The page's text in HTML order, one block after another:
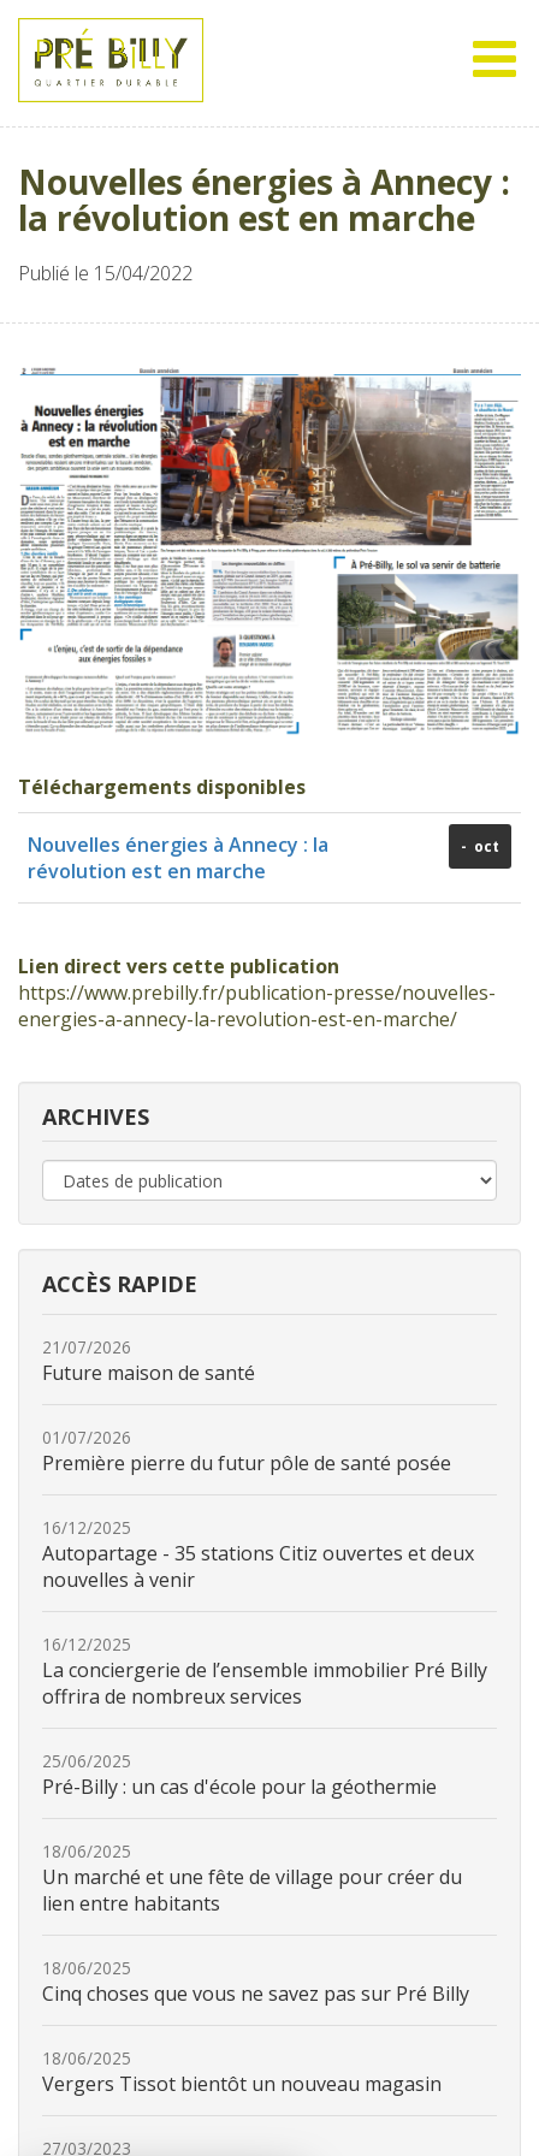
Nouvelles énergies à Annecy :
la révolution est en marche
Publié le 15/04/2022
Téléchargements disponibles
Nouvelles énergies à Annecy : la
révolution est en marche
- oct
Lien direct vers cette publication
https://www.prebilly.fr/publication-presse/nouvelles-
energies-a-annecy-la-revolution-est-en-marche/
ARCHIVES
ACCÈS RAPIDE
21/07/2026
Future maison de santé
01/07/2026
Première pierre du futur pôle de santé posée
16/12/2025
Autopartage - 35 stations Citiz ouvertes et deux
nouvelles à venir
16/12/2025
La conciergerie de l’ensemble immobilier Pré Billy
offrira de nombreux services
25/06/2025
Pré-Billy : un cas d'école pour la géothermie
18/06/2025
Un marché et une fête de village pour créer du
lien entre habitants
18/06/2025
Cinq choses que vous ne savez pas sur Pré Billy
18/06/2025
Vergers Tissot bientôt un nouveau magasin
27/03/2023